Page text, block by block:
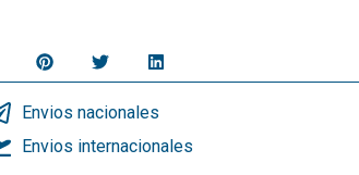
Envios nacionales
Envios internacionales